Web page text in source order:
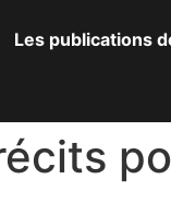
Les publications